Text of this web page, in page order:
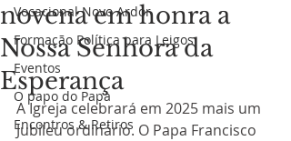
Vocacional Novo Ardor
Formação Política para Leigos
Eventos
O papo do Papa
Encontros & Retiros
novena em honra a
Nossa Senhora da
Esperança
A Igreja celebrará em 2025 mais um
Jubileu ordinário. O Papa Francisco